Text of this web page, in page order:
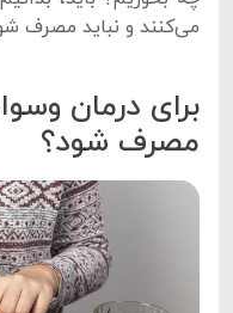
می‌کنند و نباید مصرف
برای درمان
مصرف شود؟